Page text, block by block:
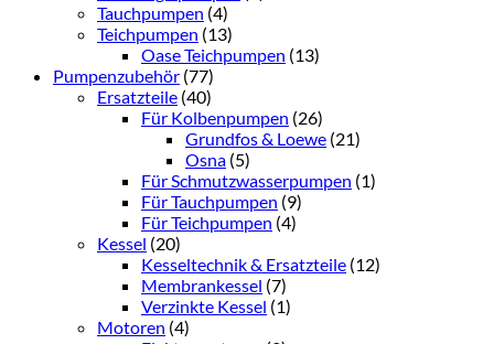
Tauchpumpen (4)
Teichpumpen (13)
Oase Teichpumpen (13)
Pumpenzubehör (77)
Ersatzteile (40)
Für Kolbenpumpen (26)
Grundfos & Loewe (21)
Osna (5)
Für Schmutzwasserpumpen (1)
Für Tauchpumpen (9)
Für Teichpumpen (4)
Kessel (20)
Kesseltechnik & Ersatzteile (12)
Membrankessel (7)
Verzinkte Kessel (1)
Motoren (4)